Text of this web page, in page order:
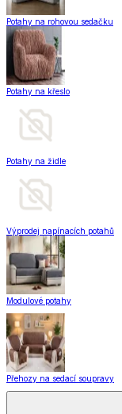
Potahy na rohovou sedačku
Potahy na křeslo
Potahy na židle
Výprodej napínacích potahů
Modulové potahy
Přehozy na sedací soupravy